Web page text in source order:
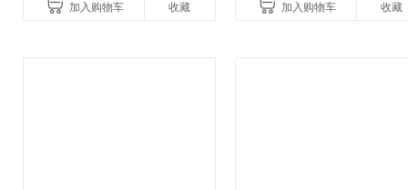
加入购物车 收藏 加入购物车 收藏